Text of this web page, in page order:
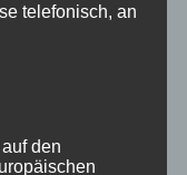
Event,
telefonisch, an
den